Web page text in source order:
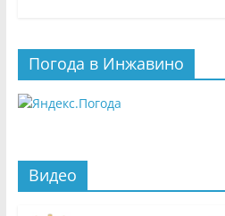
Погода в Инжавино
Видео